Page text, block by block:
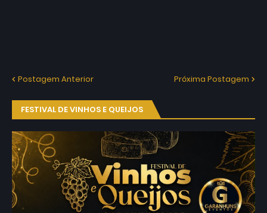
Postagem Anterior Próxima Postagem
FESTIVAL DE VINHOS E QUEIJOS